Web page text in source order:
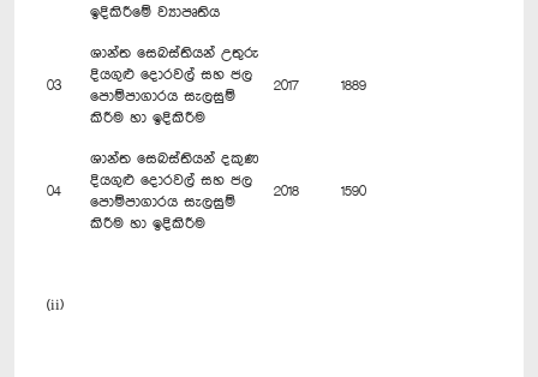
ඉදිකිරීමේ ව්‍යාපෘතිය
03
ශාන්ත සෙබස්තියන් උතුරු
දියගුළු දොරවල් සහ ජල
පොම්පාගාරය සැලසුම්
කිරීම හා ඉදිකිරීම
2017 1889
04
ශාන්ත සෙබස්තියන් දකුණ
දියගුළු දොරවල් සහ ජල
පොම්පාගාරය සැලසුම්
කිරීම හා ඉදිකිරීම
2018 1590
(ii)